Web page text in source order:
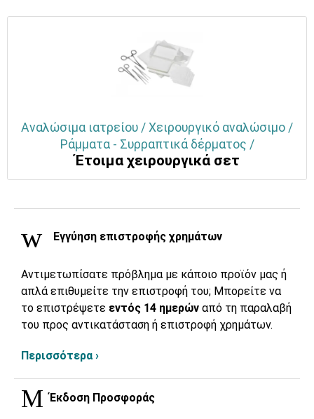
Αναλώσιμα ιατρείου / Χειρουργικό αναλώσιμο /
Ράμματα - Συρραπτικά δέρματος /
Έτοιμα χειρουργικά σετ
Εγγύηση επιστροφής χρημάτων
Αντιμετωπίσατε πρόβλημα με κάποιο προϊόν μας ή
απλά επιθυμείτε την επιστροφή του; Μπορείτε να
το επιστρέψετε εντός 14 ημερών από τη παραλαβή
του προς αντικατάσταση ή επιστροφή χρημάτων.
Περισσότερα ›
Έκδοση Προσφοράς